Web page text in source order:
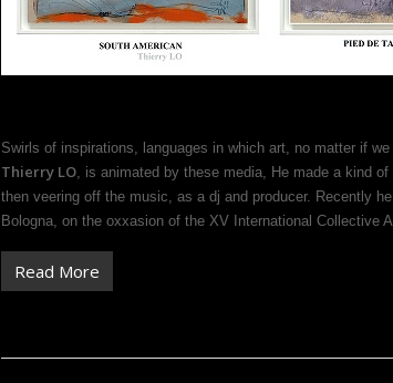
Swirls of inspirations, languages in which art, no matter if
Thierry LO , is animated by these media, He made a kind
then veering off the music, as a dj and producer. Recently
Bologna, on the oxxasion of the XV International Collective
Read More